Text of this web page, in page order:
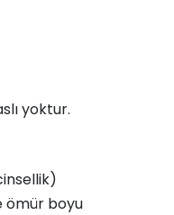
yoktur.
ömür boyu